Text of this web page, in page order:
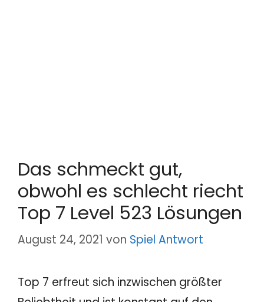
Das schmeckt gut,
obwohl es schlecht riecht
Top 7 Level 523 Lösungen
August 24, 2021 von Spiel Antwort
Top 7 erfreut sich inzwischen größter